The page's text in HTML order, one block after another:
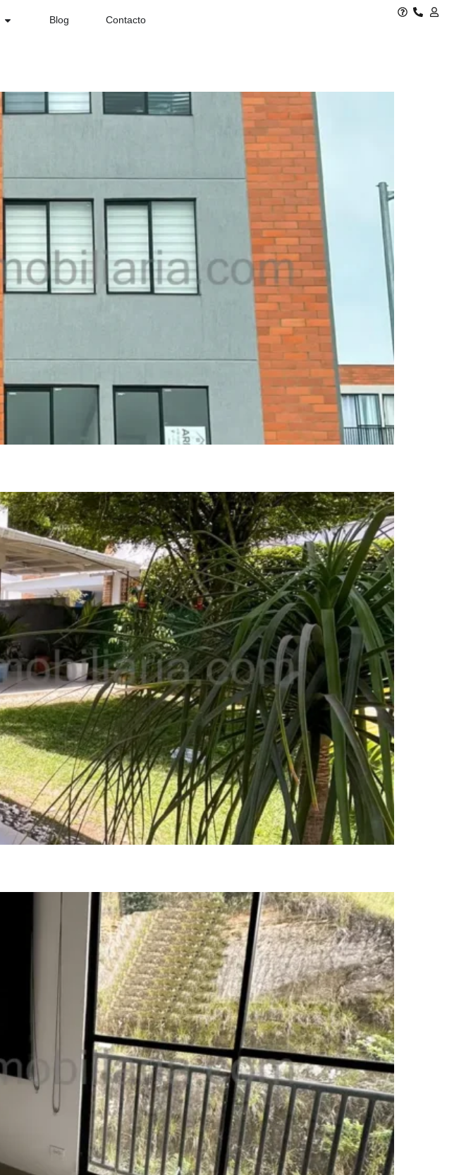
Blog Contacto